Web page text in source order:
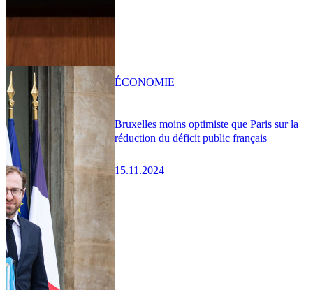
Bruxelles moins optimiste que Paris sur la
réduction du déficit public français
15.11.2024
ÉCONOMIE